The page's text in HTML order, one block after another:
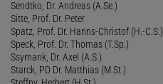
Sendtko, Dr. Andreas (A.Se.)
Sitte, Prof. Dr. Peter
Spatz, Prof. Dr. Hanns-Christof (H.-C.S.)
Speck, Prof. Dr. Thomas (T.Sp.)
Ssymank, Dr. Axel (A.S.)
Starck, PD Dr. Matthias (M.St.)